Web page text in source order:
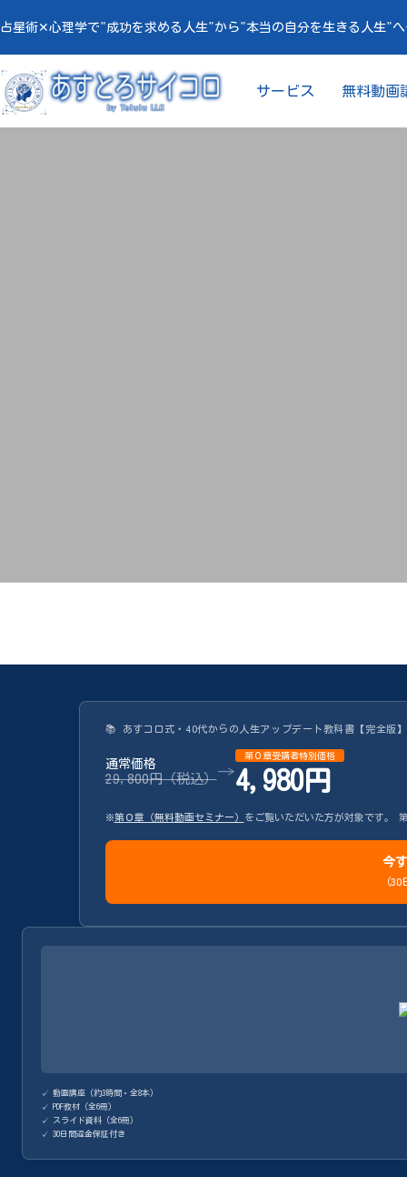
占星術✕心理学で"成功を求める人生"から"本当の自分を生きる人生"
サービス 無料動画
📚 あすコロ式・40代からの人生アップデート教科書【完全版】
通常価格
29,800円（税込）→
第０章受講者特別価格
4,980円
※第０章（無料動画セミナー） をご覧いただいた方が対象です。
今
（
動画講座（約3時間・全8本）
PDF教材（全6冊）
スライド資料（全6冊）
30日間返金保証付き